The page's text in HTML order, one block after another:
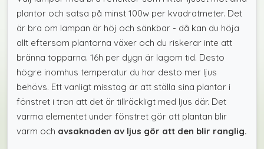
plantor och satsa på minst 100w per kvadratmeter. Det
är bra om lampan är höj och sänkbar - då kan du höja
allt eftersom plantorna växer och du riskerar inte att
bränna topparna. 16h per dygn är lagom tid. Desto
högre inomhus temperatur du har desto mer ljus
behövs. Ett vanligt misstag är att ställa sina plantor i
fönstret i tron att det är tillräckligt med ljus där. Det
varma elementet under fönstret gör att plantan blir
varm och avsaknaden av ljus gör att den blir ranglig.